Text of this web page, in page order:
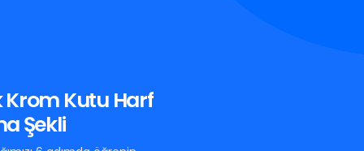
Krom Kutu Harf
Şekli